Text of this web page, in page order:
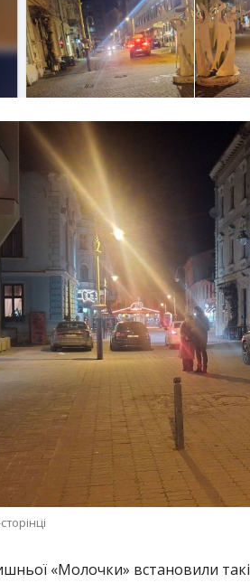
«Молочки» встановили такі